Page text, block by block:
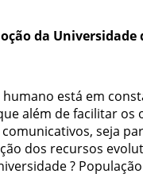
da Universidade
humano está em
além defacilitar os
comunicativos, seja
dos recursos
? População